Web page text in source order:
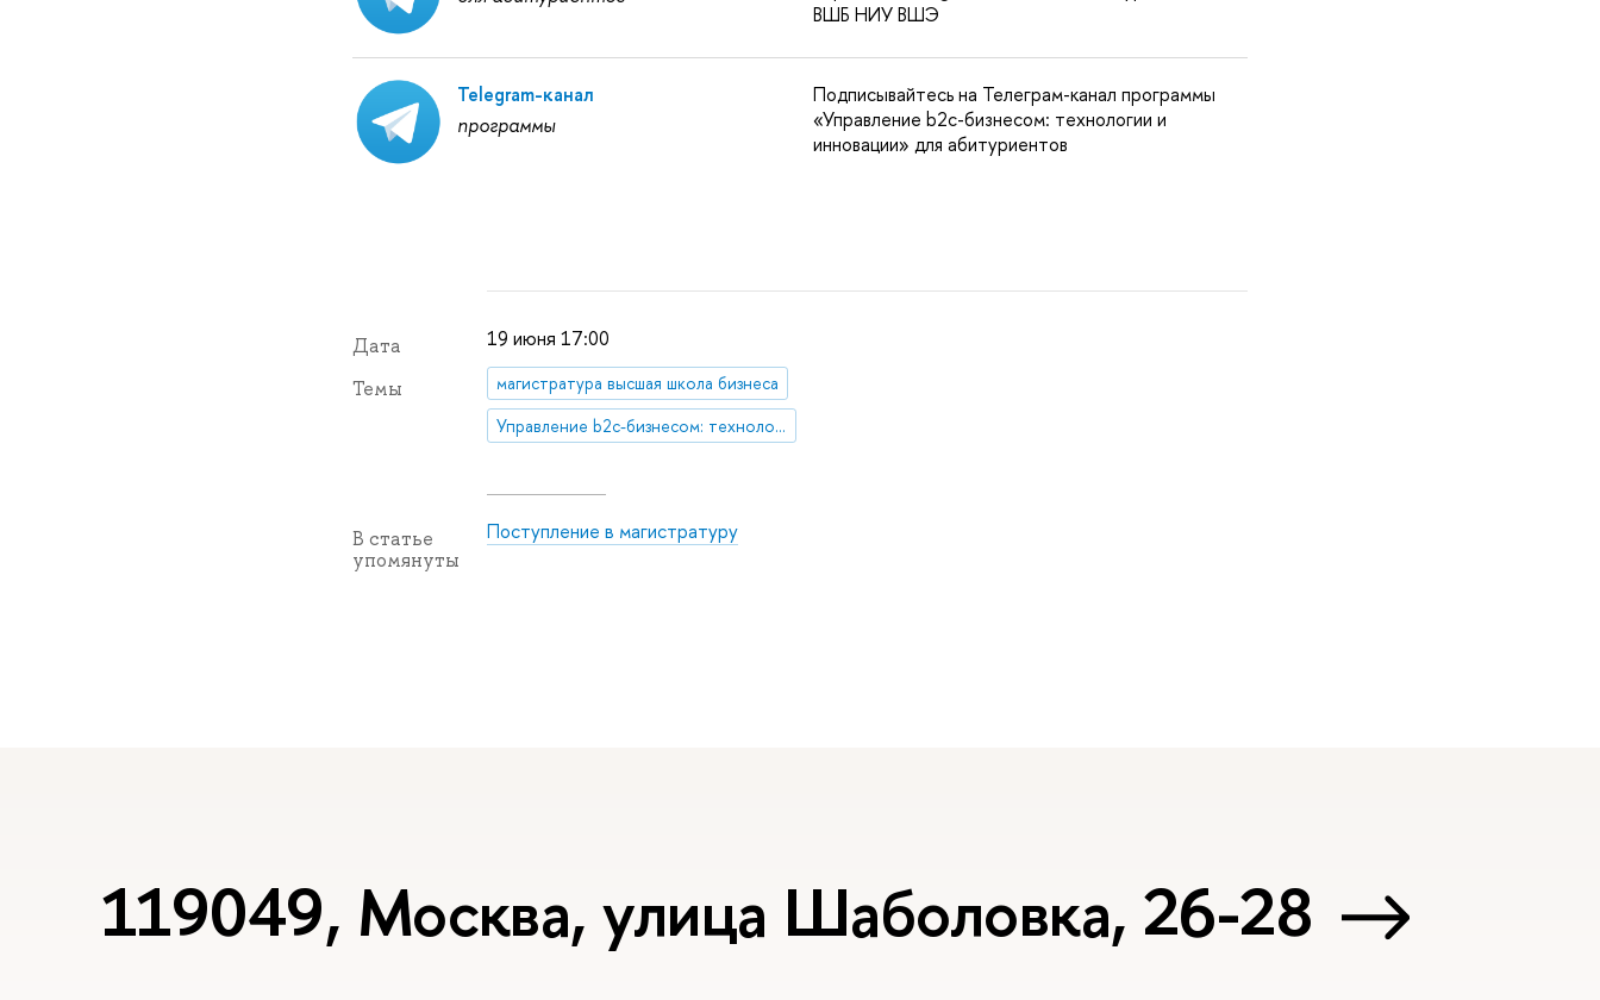
ВШБ НИУ ВШЭ
Telegram-канал
программы
Подписывайтесь на Телеграм-канал программы
«Управление b2c-бизнесом: технологии и
инновации» для абитуриентов
Дата 19 июня 17:00
Темы
магистратура высшая школа бизнеса
Управление b2c-бизнесом: технологии и инновации
В статье
упомянуты
Поступление в магистратуру
119049, Москва, улица Шаболовка, 26-28